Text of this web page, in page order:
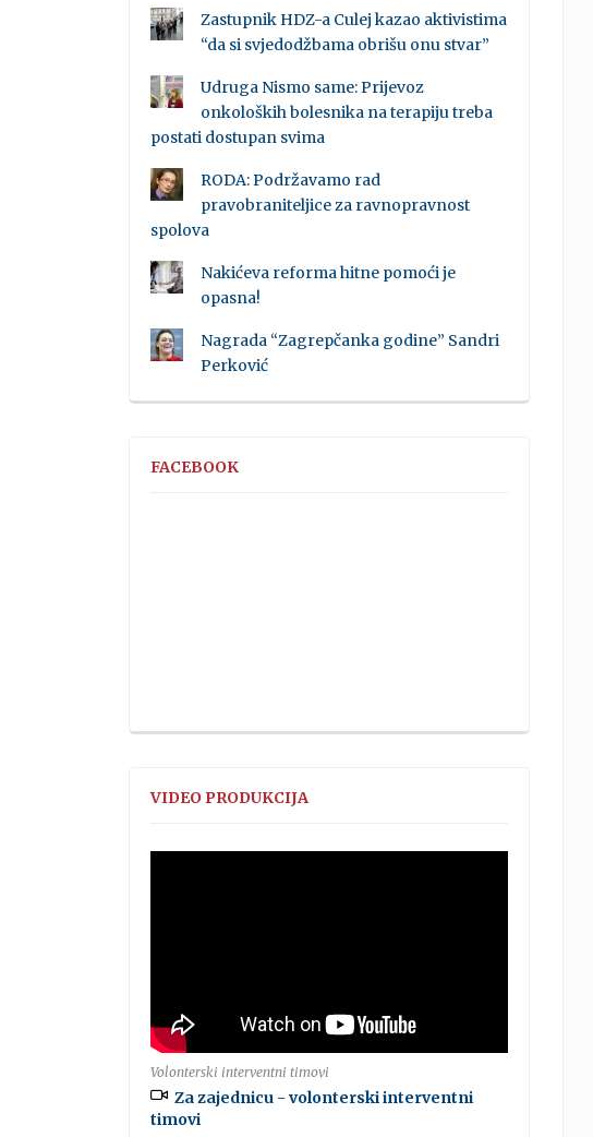
Zastupnik HDZ-a Culej kazao aktivistima
“da si svjedodžbama obrišu onu stvar”
Udruga Nismo same: Prijevoz
onkoloških bolesnika na terapiju treba
postati dostupan svima
RODA: Podržavamo rad
pravobraniteljice za ravnopravnost
spolova
Nakićeva reforma hitne pomoći je
opasna!
Nagrada “Zagrepčanka godine” Sandri
Perković
FACEBOOK
VIDEO PRODUKCIJA
Volonterski interventni timovi
Za zajednicu - volonterski interventni
timovi